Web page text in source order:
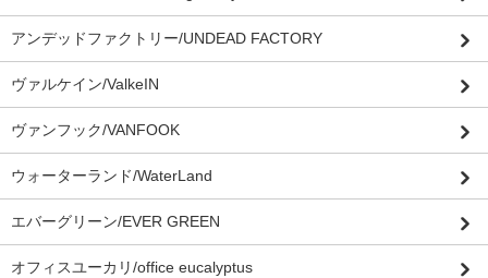
アンデッドファクトリー/UNDEAD FACTORY
ヴァルケイン/ValkeIN
ヴァンフック/VANFOOK
ウォーターランド/WaterLand
エバーグリーン/EVER GREEN
オフィスユーカリ/office eucalyptus